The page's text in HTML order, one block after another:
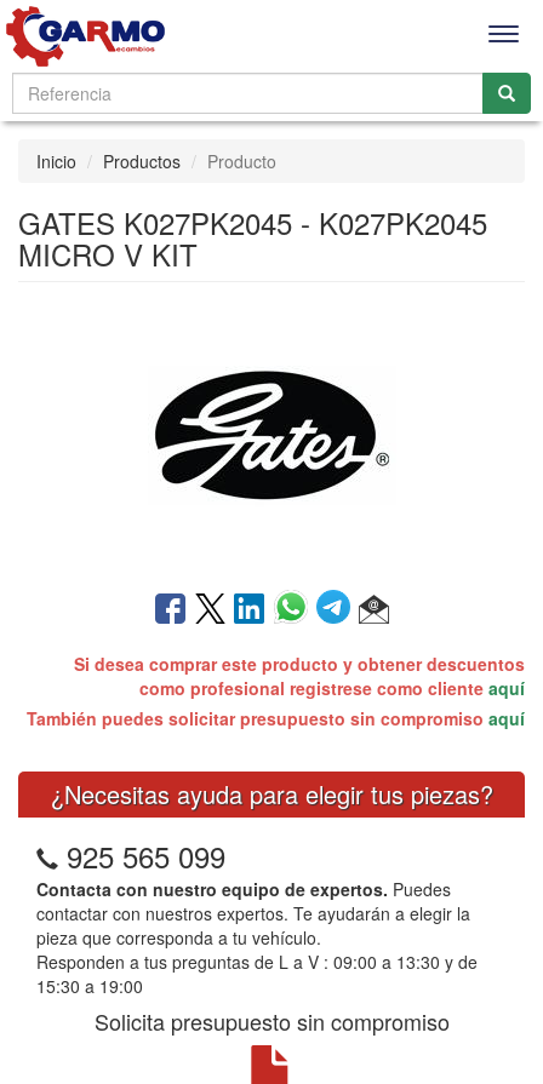
Inicio Productos Producto
GATES K027PK2045 - K027PK2045
MICRO V KIT
Si desea comprar este producto y obtener descuentos
como profesional registrese como cliente aquí
También puedes solicitar presupuesto sin compromiso aquí
¿Necesitas ayuda para elegir tus piezas?
925 565 099
Contacta con nuestro equipo de expertos. Puedes
contactar con nuestros expertos. Te ayudarán a elegir la
pieza que corresponda a tu vehículo.
Responden a tus preguntas de L a V : 09:00 a 13:30 y de
15:30 a 19:00
Solicita presupuesto sin compromiso